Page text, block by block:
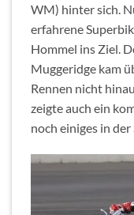
WM) hinter sich.
erfahrene
Hommel ins Ziel.
Muggeridge kam
Rennen nicht
zeigte auch ein
noch einiges in